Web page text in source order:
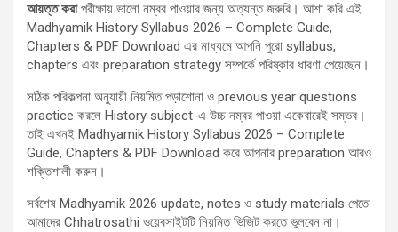
আয়ত্ত করাপরীক্ষায় ভালো নম্বর পাওয়ার জন্য অত্যন্ত জরুরি। আশা করি এই
Madhyamik History Syllabus 2026 – Complete Guide,
Chapters & PDF Download এর মাধ্যমে আপনি পুরো syllabus,
chapters এবং preparation strategy সম্পর্কে পরিষ্কার ধারণা পেয়েছেন।
সঠিক পরিকল্পনা অনুযায়ী নিয়মিত পড়াশোনা ও previous year questions
practice করলে History subject-এ উচ্চ নম্বর পাওয়া একেবারেই সম্ভব।
তাই এখনই Madhyamik History Syllabus 2026 – Complete
Guide, Chapters & PDF Download করে আপনার preparation আরও
শক্তিশালী করুন।
সর্বশেষ Madhyamik 2026 update, notes ও study materials পেতে
আমাদের Chhatrosathi ওয়েবসাইটটি নিয়মিত ভিজিট করতে ভুলবেন না।